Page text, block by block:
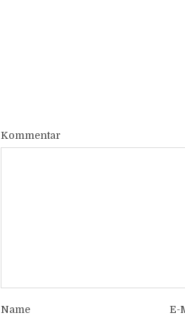
Kommentar
Name E-